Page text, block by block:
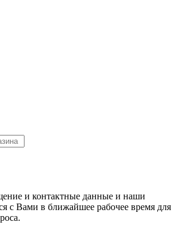
и контактные данные и наши
с Вами в ближайшее рабочее время для